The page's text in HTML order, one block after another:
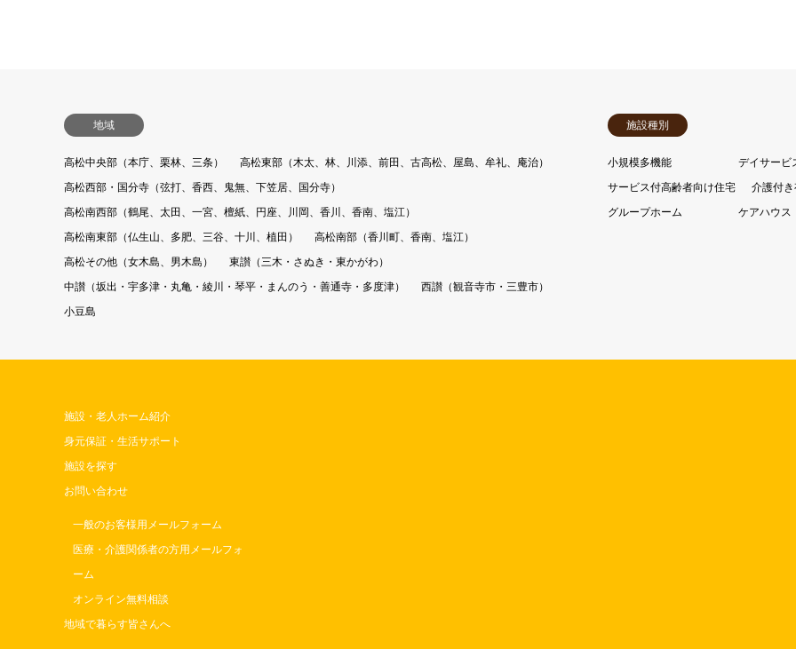
地域
高松中央部（本庁、栗林、三条）
高松東部（木太、林、川添、前田、古高松、屋島、牟礼、庵治）
高松西部・国分寺（弦打、香西、鬼無、下笠居、国分寺）
高松南西部（鶴尾、太田、一宮、檀紙、円座、川岡、香川、香南、塩江）
高松南東部（仏生山、多肥、三谷、十川、植田）
高松南部（香川町、香南、塩江）
高松その他（女木島、男木島）
東讃（三木・さぬき・東かがわ）
中讃（坂出・宇多津・丸亀・綾川・琴平・まんのう・善通寺・多度津）
西讃（観音寺市・三豊市）
小豆島
施設種別
小規模多機能
デイサービ
サービス付高齢者向け住宅
介護付
グループホーム
ケアハウス
施設・老人ホーム紹介
身元保証・生活サポート
施設を探す
お問い合わせ
一般のお客様用メールフォーム
医療・介護関係者の方用メールフォ
ーム
オンライン無料相談
地域で暮らす皆さんへ